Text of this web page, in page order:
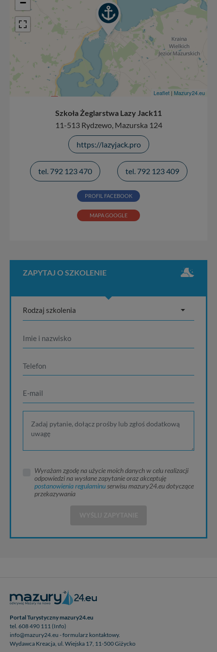
−
Leaflet | Mazury24.eu
Szkoła Żeglarstwa Lazy Jack11
11-513 Rydzewo, Mazurska 124
https://lazyjack.pro
tel. 792 123 470 tel. 792 123 409
PROFIL FACEBOOK
MAPA GOOGLE
ZAPYTAJ O SZKOLENIE
Rodzaj szkolenia
Wyrażam zgodę na użycie moich danych w celu realizacji
odpowiedzi na wysłane zapytanie oraz akceptuję
postanowienia regulaminuserwisu mazury24.eu dotyczące
przekazywania
Portal Turystyczny mazury24.eu
tel. 608 490 111 (Info)
info@mazury24.eu - formularz kontaktowy.
Wydawca Kreacja, ul. Wiejska 17, 11-500 Giżycko